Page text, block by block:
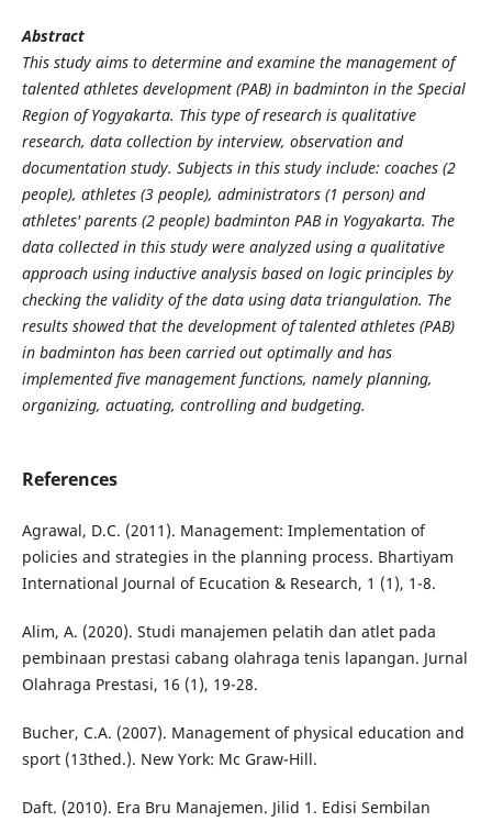
Abstract
This study aims to determine and examine the management of
talented athletes development (PAB) in badminton in the Special
Region of Yogyakarta. This type of research is qualitative
research, data collection by interview, observation and
documentation study. Subjects in this study include: coaches (2
people), athletes (3 people), administrators (1 person) and
athletes' parents (2 people) badminton PAB in Yogyakarta. The
data collected in this study were analyzed using a qualitative
approach using inductive analysis based on logic principles by
checking the validity of the data using data triangulation. The
results showed that the development of talented athletes (PAB)
in badminton has been carried out optimally and has
implemented five management functions, namely planning,
organizing, actuating, controlling and budgeting.
References
Agrawal, D.C. (2011). Management: Implementation of
policies and strategies in the planning process. Bhartiyam
International Journal of Ecucation & Research, 1 (1), 1-8.
Alim, A. (2020). Studi manajemen pelatih dan atlet pada
pembinaan prestasi cabang olahraga tenis lapangan. Jurnal
Olahraga Prestasi, 16 (1), 19-28.
Bucher, C.A. (2007). Management of physical education and
sport (13thed.). New York: Mc Graw-Hill.
Daft. (2010). Era Bru Manajemen. Jilid 1. Edisi Sembilan